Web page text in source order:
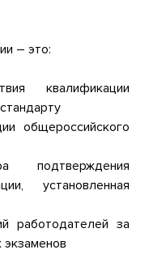
– это:
квалификации
общероссийского
подтверждения
установленная
работодателей за